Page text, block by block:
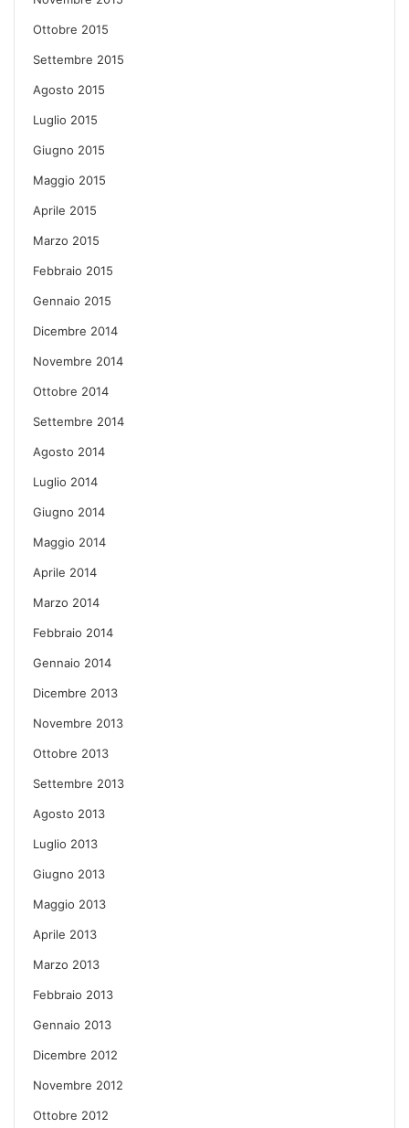
Ottobre 2015
Settembre 2015
Agosto 2015
Luglio 2015
Giugno 2015
Maggio 2015
Aprile 2015
Marzo 2015
Febbraio 2015
Gennaio 2015
Dicembre 2014
Novembre 2014
Ottobre 2014
Settembre 2014
Agosto 2014
Luglio 2014
Giugno 2014
Maggio 2014
Aprile 2014
Marzo 2014
Febbraio 2014
Gennaio 2014
Dicembre 2013
Novembre 2013
Ottobre 2013
Settembre 2013
Agosto 2013
Luglio 2013
Giugno 2013
Maggio 2013
Aprile 2013
Marzo 2013
Febbraio 2013
Gennaio 2013
Dicembre 2012
Novembre 2012
Ottobre 2012